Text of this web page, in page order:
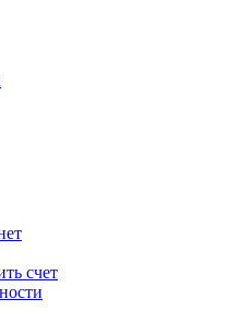
счет